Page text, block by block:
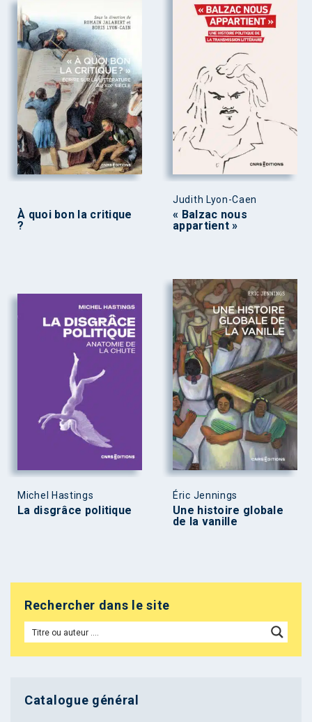
À quoi bon la critique
?
Judith Lyon-Caen
« Balzac nous
appartient »
Michel Hastings
La disgrâce politique
Éric Jennings
Une histoire globale
de la vanille
Rechercher dans le site
Catalogue général